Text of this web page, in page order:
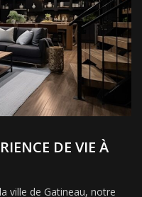
DE VIE À
ville de Gatineau, notre